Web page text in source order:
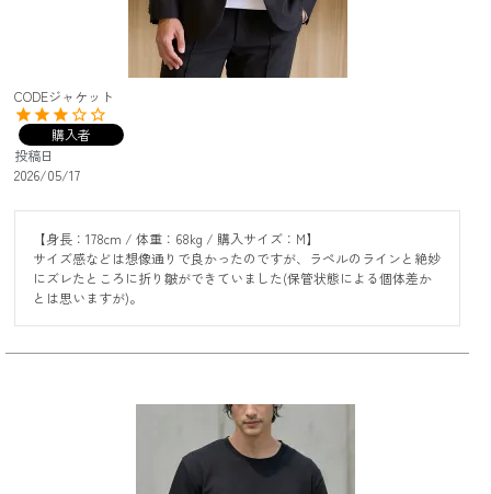
CODEジャケット
購入者
投稿日
2026/05/17
【身長：178cm / 体重：68kg / 購入サイズ：M】
サイズ感などは想像通りで良かったのですが、ラペルのラインと絶妙
にズレたところに折り皺ができていました(保管状態による個体差か
とは思いますが)。